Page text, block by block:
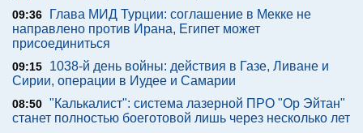
09:36
Глава МИД Турции: соглашение в Мекке не
направлено против Ирана, Египет может
присоединиться
09:15
1038-й день войны: действия в Газе, Ливане и
Сирии, операции в Иудее и Самарии
08:50 "Калькалист": система лазерной ПРО "Ор Эйтан"
станет полностью боеготовой лишь через несколько лет